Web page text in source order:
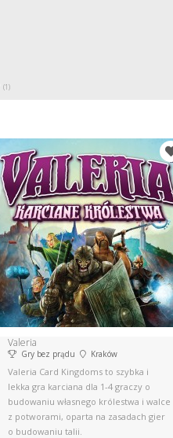
(1)
Valeria
Gry bez prądu Kraków
Valeria Card Kingdoms to szybka i
lekka gra karciana dla 1-4 graczy o
budowaniu własnego królestwa i walce
z potworami, oparta na zasadach gier
o budowaniu talii.